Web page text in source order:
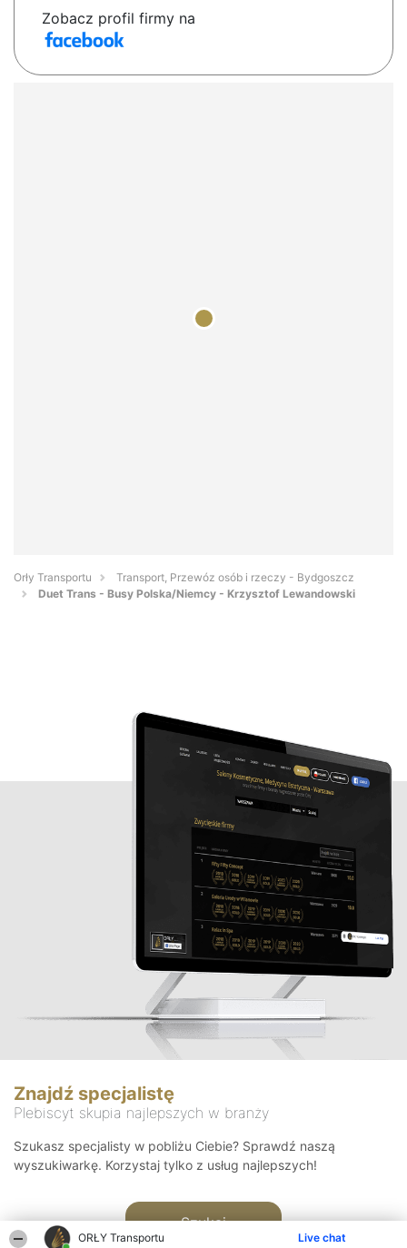
ORŁY Transportu Live chat
Zobacz profil firmy na
Orły Transportu
Transport, Przewóz osób i rzeczy - Bydgoszcz
Duet Trans - Busy Polska/Niemcy - Krzysztof Lewandowski
Znajdź specjalistę
Plebiscyt skupia najlepszych w branży
Szukasz specjalisty w pobliżu Ciebie? Sprawdź naszą
wyszukiwarkę. Korzystaj tylko z usług najlepszych!
Szukaj